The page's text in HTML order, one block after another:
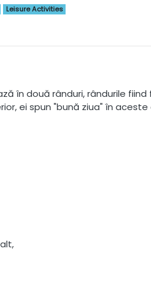
Leisure Activities
în două rânduri, rândurile
ei spun "bună ziua" în aceste